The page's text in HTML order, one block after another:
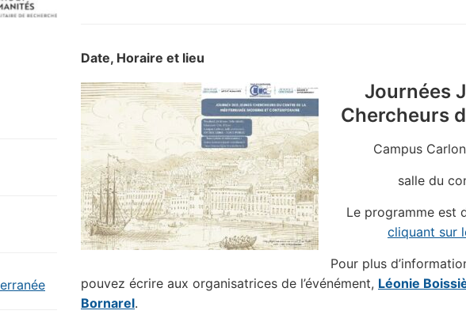
Date, Horaire et lieu
Journées
Chercheurs
Campus
salle du
Le programme est
cliquant sur
Pour plus
pouvez écrire aux organisatrices de l’événément, Léonie
Bornarel.